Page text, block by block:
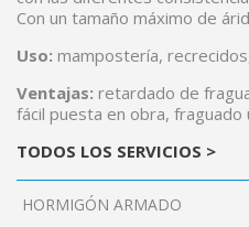
Con un tamaño máximo de
Uso: mampostería,
Ventajas: retardado de
fácil puesta en obra, fraguado
TODOS LOS SERVICIOS >
HORMIGÓN ARMADO